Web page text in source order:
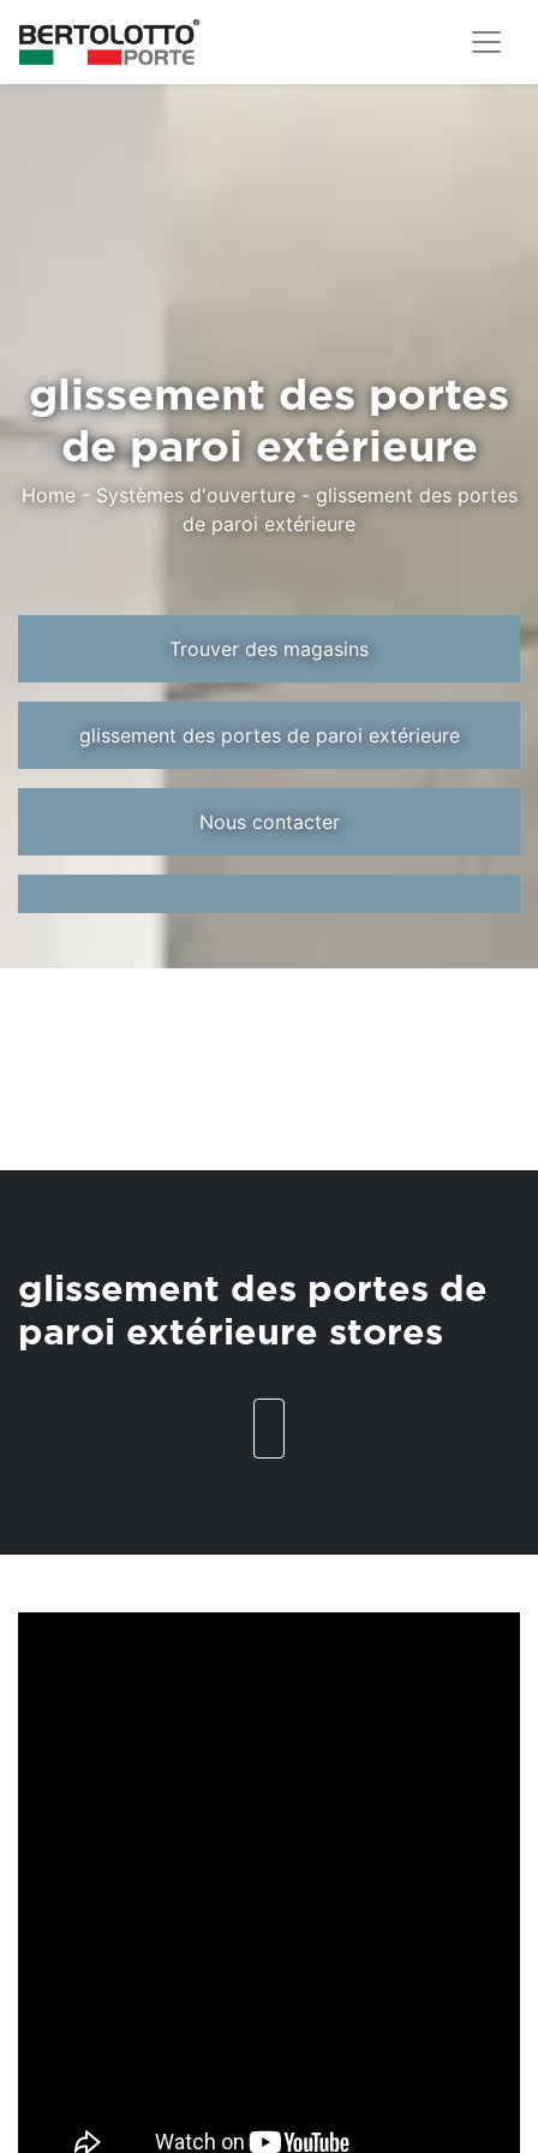
glissement des portes
de paroi extérieure
Home- Systèmes d'ouverture - glissement des portes
de paroi extérieure
Trouver des magasins
glissement des portes de paroi extérieure
Nous contacter
glissement des portes de
paroi extérieure stores